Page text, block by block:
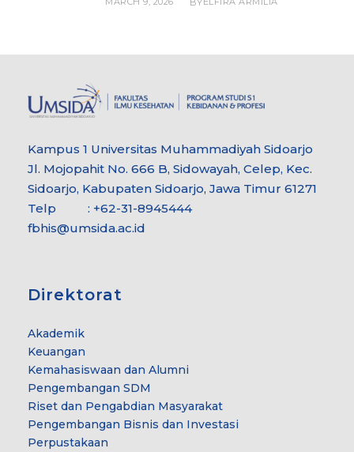
Kampus 1 Universitas Muhammadiyah Sidoarjo
Jl. Mojopahit No. 666 B, Sidowayah, Celep, Kec.
Sidoarjo, Kabupaten Sidoarjo, Jawa Timur 61271
Telp : +62-31-8945444
fbhis@umsida.ac.id
Direktorat
Akademik
Keuangan
Kemahasiswaan dan Alumni
Pengembangan SDM
Riset dan Pengabdian Masyarakat
Pengembangan Bisnis dan Investasi
Perpustakaan